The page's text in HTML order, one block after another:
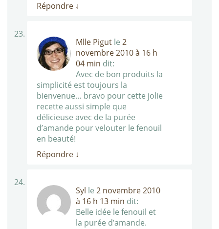
Répondre ↓
Mlle Pigut le 2
novembre 2010 à 16 h
04 min dit:
Avec de bon produits la
simplicité est toujours la
bienvenue… bravo pour cette jolie
recette aussi simple que
délicieuse avec de la purée
d’amande pour velouter le fenouil
en beauté!
Répondre ↓
Syl le 2 novembre 2010
à 16 h 13 min dit:
Belle idée le fenouil et
la purée d’amande.